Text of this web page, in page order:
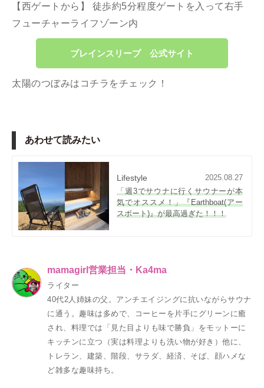
【西ゲートから】 徒歩約5分程度ゲートを入って右手
フューチャーライフゾーン内
ブレインスリープ 公式サイト
太陽のつぼみはコチラをチェック！
あわせて読みたい
Lifestyle
2025.08.27
「週3でサウナに行くサウナーが本
気でオススメ！」『Earthboat(アー
スボート)』が最高過ぎた！！！
mamagirl営業担当・Ka4ma
ライター
40代2人姉妹の父。アンチエイジングに抗いながらサウナ
に通う。趣味は多めで、コーヒーを片手にグリーンに癒
され、料理では「見た目よりも味で勝負」をモットーに
キッチンに立つ（実は料理よりも洗い物が好き）他に、
トレラン、建築、階段、サラダ、経済、そば、顔ハメな
ど雑多な趣味持ち。